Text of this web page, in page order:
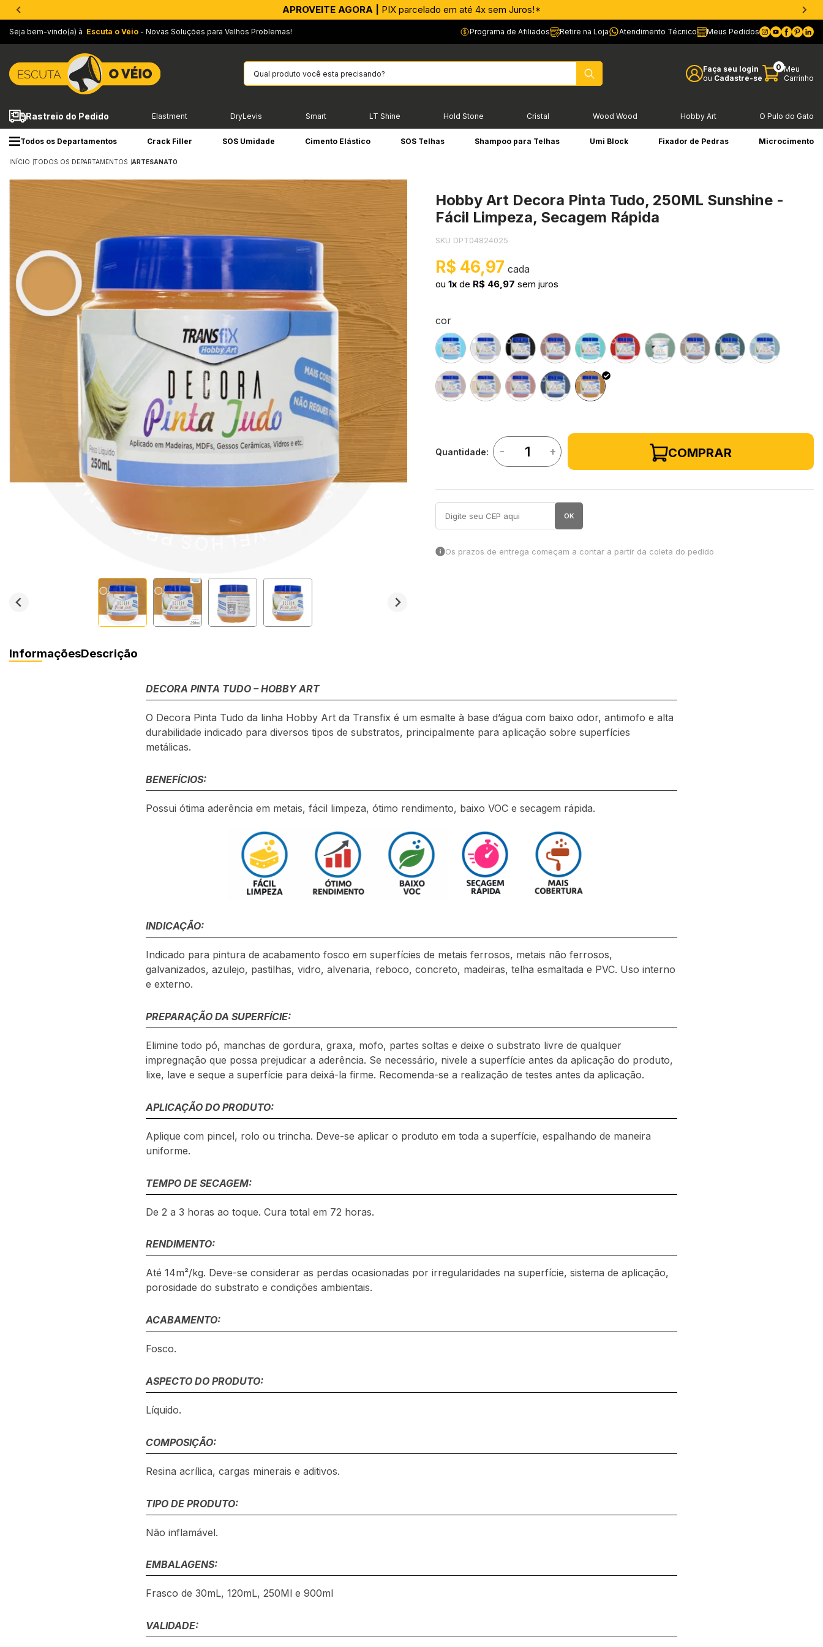
CONFIA! |Faça uma renda extra conosco!*
Seja bem-vindo(a) à Escuta o Véio - Novas Soluções para Velhos Problemas! Programa de Afiliados Retire na Loja Atendimento Técnico Meus Pedidos
Faça seu login
ou Cadastre-se
0 Meu
Carrinho
Rastreio do Pedido Elastment DryLevis Smart LT Shine Hold Stone Cristal Wood Wood Hobby Art O Pulo do Gato
Todos os Departamentos Crack Filler SOS Umidade Cimento Elástico SOS Telhas Shampoo para Telhas Umi Block Fixador de Pedras Microcimento
INÍCIO TODOS OS DEPARTAMENTOS ARTESANATO
Hobby Art Decora Pinta Tudo, 250ML Sunshine -
Fácil Limpeza, Secagem Rápida
SKU DPT04824025
R$ 46,97
ou1x de R$ 46,97 sem juros
cor
Quantidade: - + COMPRAR
OK
Os prazos de entrega começam a contar a partir da coleta do pedido
InformaçõesDescrição
DECORA PINTA TUDO – HOBBY ART
O Decora Pinta Tudo da linha Hobby Art da Transfix é um esmalte à base d’água com baixo odor, antimofo e alta
durabilidade indicado para diversos tipos de substratos, principalmente para aplicação sobre superfícies
metálicas.
BENEFÍCIOS:
Possui ótima aderência em metais, fácil limpeza, ótimo rendimento, baixo VOC e secagem rápida.
INDICAÇÃO:
Indicado para pintura de acabamento fosco em superfícies de metais ferrosos, metais não ferrosos,
galvanizados, azulejo, pastilhas, vidro, alvenaria, reboco, concreto, madeiras, telha esmaltada e PVC. Uso interno
e externo.
PREPARAÇÃO DA SUPERFÍCIE:
Elimine todo pó, manchas de gordura, graxa, mofo, partes soltas e deixe o substrato livre de qualquer
impregnação que possa prejudicar a aderência. Se necessário, nivele a superfície antes da aplicação do produto,
lixe, lave e seque a superfície para deixá-la firme. Recomenda-se a realização de testes antes da aplicação.
APLICAÇÃO DO PRODUTO:
Aplique com pincel, rolo ou trincha. Deve-se aplicar o produto em toda a superfície, espalhando de maneira
uniforme.
TEMPO DE SECAGEM:
De 2 a 3 horas ao toque. Cura total em 72 horas.
RENDIMENTO:
Até 14m²/kg. Deve-se considerar as perdas ocasionadas por irregularidades na superfície, sistema de aplicação,
porosidade do substrato e condições ambientais.
ACABAMENTO:
Fosco.
ASPECTO DO PRODUTO:
Líquido.
COMPOSIÇÃO:
Resina acrílica, cargas minerais e aditivos.
TIPO DE PRODUTO:
Não inflamável.
EMBALAGENS:
Frasco de 30mL, 120mL, 250Ml e 900ml
VALIDADE: